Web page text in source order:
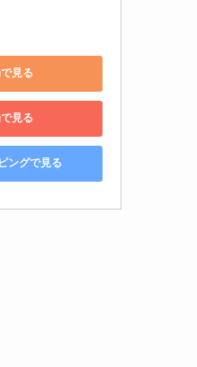
見る
見る
ングで見る